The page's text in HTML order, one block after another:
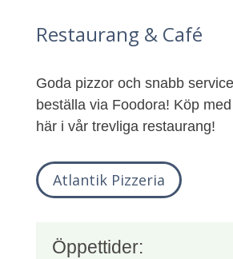
Restaurang & Café
Goda pizzor och snabb
beställa via Foodora! Köp
här i vår trevliga restaurang!
Atlantik Pizzeria
Öppettider: